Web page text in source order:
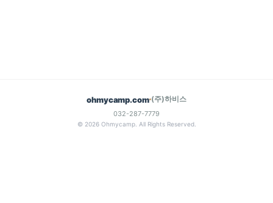
ohmycamp.com (주)하비스
032-287-7779
© 2026 Ohmycamp. All Rights Reserved.